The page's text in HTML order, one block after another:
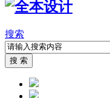
搜索
搜 索